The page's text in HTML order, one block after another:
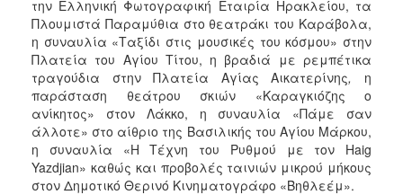
ΠΟΛΗτην Ελληνική Φωτογραφική Εταιρία Ηρακλείου, τα
Πλουμιστά Παραμύθια στο θεατράκι του Καράβολα,
η συναυλία «Ταξίδι στις μουσικές του κόσμου» στην
Πλατεία του Αγίου Τίτου, η βραδιά με ρεμπέτικα
τραγούδια στην Πλατεία Αγίας Αικατερίνης,
η
παράσταση θεάτρου σκιών «Καραγκιόζης ο
ανίκητος» στον Λάκκο, η συναυλία «Πάμε σαν
άλλοτε» στο αίθριο της Βασιλικής του Αγίου Μάρκου,
η συναυλία «Η Τέχνη του Ρυθμού με τον Haig
Yazdjian» καθώς και προβολές ταινιών μικρού μήκους
στον Δημοτικό Θερινό Κινηματογράφο «Βηθλεέμ».